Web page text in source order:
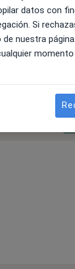
La reserva
datos con
Si
nuestra